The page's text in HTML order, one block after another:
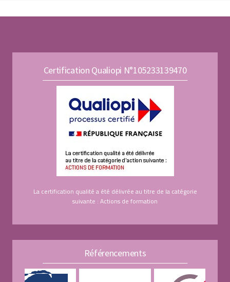
Certification Qualiopi N°105233139470
La certification qualité a été délivrée au titre de la catégorie
suivante : Actions de formation
Référencements